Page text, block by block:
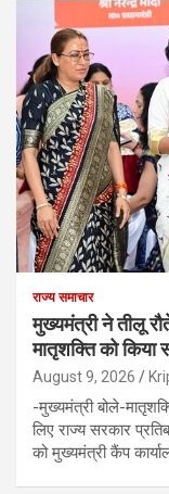
राज्य समाचार
मुख्यमंत्री ने तीलू
मातृशक्ति को किया
August 9, 2026
-मुख्यमंत्री बोले-
लिए राज्य सरकार
को मुख्यमंत्री कैंप